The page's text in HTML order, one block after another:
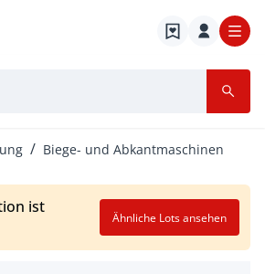
Biege- und Abkantmaschinen
ist
Ähnliche Lots ansehen